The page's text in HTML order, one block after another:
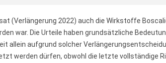
(Verlängerung 2022) auch die Wirkstoffe
war. Die Urteile haben grundsätzliche
allein aufgrund solcher
werden dürfen, obwohl die letzte vollständige